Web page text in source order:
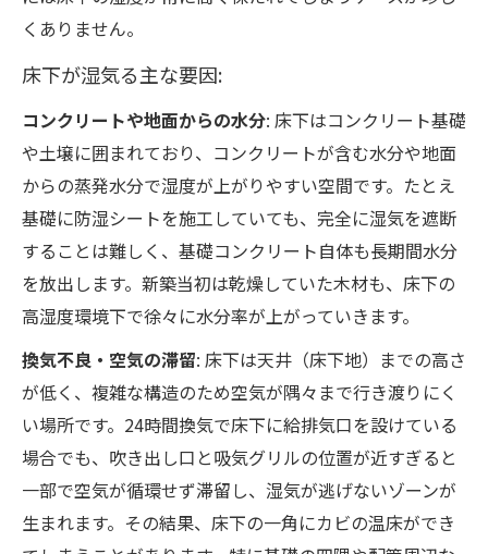
くありません。
床下が湿気る主な要因:
コンクリートや地面からの水分: 床下はコンクリート基礎
や土壌に囲まれており、コンクリートが含む水分や地面
からの蒸発水分で湿度が上がりやすい空間です。たとえ
基礎に防湿シートを施工していても、完全に湿気を遮断
することは難しく、基礎コンクリート自体も長期間水分
を放出します。新築当初は乾燥していた木材も、床下の
高湿度環境下で徐々に水分率が上がっていきます。
換気不良・空気の滞留: 床下は天井（床下地）までの高さ
が低く、複雑な構造のため空気が隅々まで行き渡りにく
い場所です。24時間換気で床下に給排気口を設けている
場合でも、吹き出し口と吸気グリルの位置が近すぎると
一部で空気が循環せず滞留し、湿気が逃げないゾーンが
生まれます。その結果、床下の一角にカビの温床ができ